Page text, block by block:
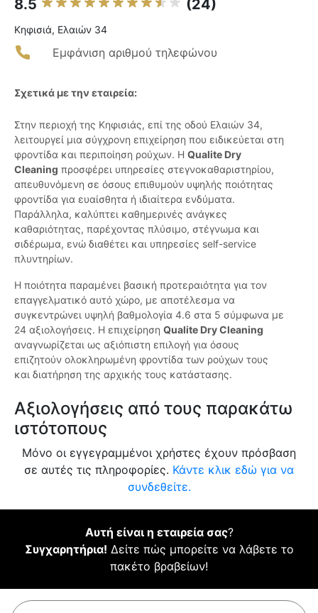
8.5 (24)
Κηφισιά, Ελαιών 34
Εμφάνιση αριθμού τηλεφώνου
Σχετικά με την εταιρεία:
Στην περιοχή της Κηφισιάς, επί της οδού Ελαιών 34,
λειτουργεί μια σύγχρονη επιχείρηση που ειδικεύεται στη
φροντίδα και περιποίηση ρούχων. Η Qualite Dry
Cleaning προσφέρει υπηρεσίες στεγνοκαθαριστηρίου,
απευθυνόμενη σε όσους επιθυμούν υψηλής ποιότητας
φροντίδα για ευαίσθητα ή ιδιαίτερα ενδύματα.
Παράλληλα, καλύπτει καθημερινές ανάγκες
καθαριότητας, παρέχοντας πλύσιμο, στέγνωμα και
σιδέρωμα, ενώ διαθέτει και υπηρεσίες self-service
πλυντηρίων.
Η ποιότητα παραμένει βασική προτεραιότητα για τον
επαγγελματικό αυτό χώρο, με αποτέλεσμα να
συγκεντρώνει υψηλή βαθμολογία 4.6 στα 5 σύμφωνα με
24 αξιολογήσεις. Η επιχείρηση Qualite Dry Cleaning
αναγνωρίζεται ως αξιόπιστη επιλογή για όσους
επιζητούν ολοκληρωμένη φροντίδα των ρούχων τους
και διατήρηση της αρχικής τους κατάστασης.
Αξιολογήσεις από τους παρακάτω
ιστότοπους
Μόνο οι εγγεγραμμένοι χρήστες έχουν πρόσβαση
σε αυτές τις πληροφορίες. Κάντε κλικ εδώ για να
συνδεθείτε.
Αυτή είναι η εταιρεία σας?
Συγχαρητήρια! Δείτε πώς μπορείτε να λάβετε το
πακέτο βραβείων!